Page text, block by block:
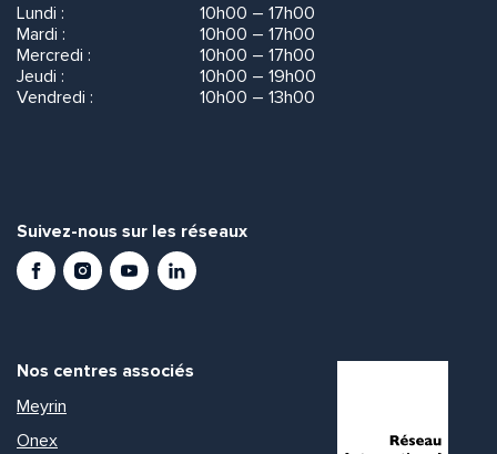
Lundi :
10h00 – 17h00
Mardi :
10h00 – 17h00
Mercredi :
10h00 – 17h00
Jeudi :
10h00 – 19h00
Vendredi :
10h00 – 13h00
Suivez-nous sur les réseaux
FacebookInstagramYoutubeLinkedIn
Nos centres associés
Meyrin
Onex